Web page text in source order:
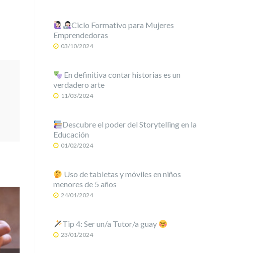
Ciclo Formativo para Mujeres
Emprendedoras
03/10/2024
En definitiva contar historias es un
verdadero arte
11/03/2024
Descubre el poder del Storytelling en la
Educación
01/02/2024
Uso de tabletas y móviles en niños
menores de 5 años
24/01/2024
Tip 4: Ser un/a Tutor/a guay
23/01/2024